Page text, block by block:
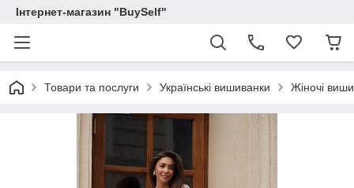
Інтернет-магазин "BuySelf"
Товари та послуги Українські вишиванки Жіночі